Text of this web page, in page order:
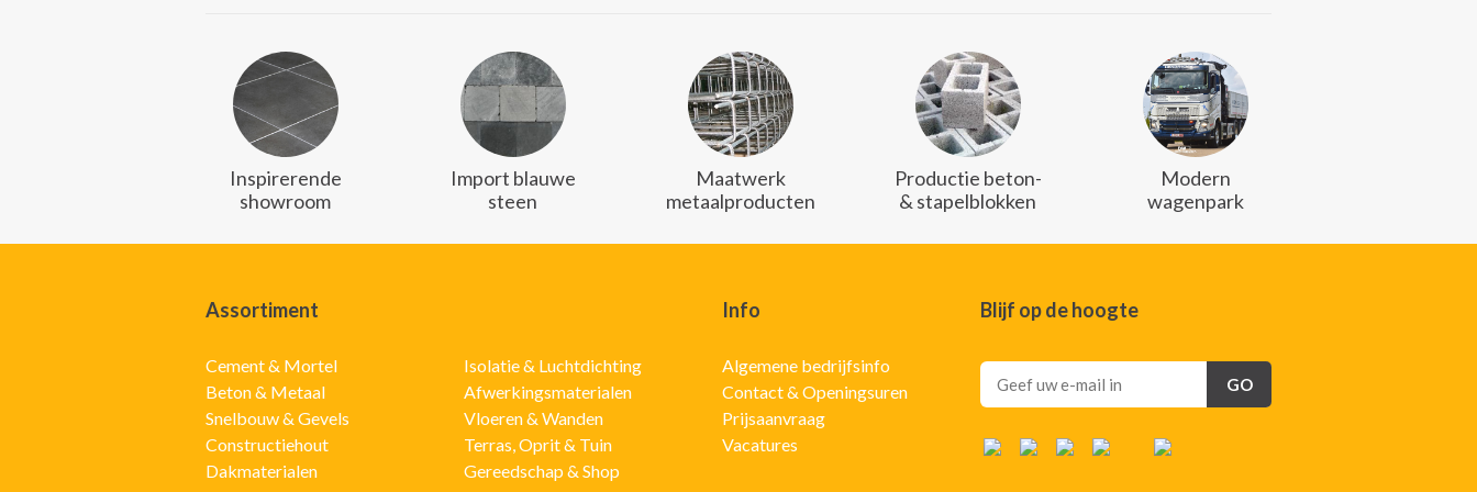
Inspirerende
showroom
Import blauwe
steen
Maatwerk
metaalproducten
Productie beton-
& stapelblokken
Modern
wagenpark
Assortiment
Cement & Mortel
Beton & Metaal
Snelbouw & Gevels
Constructiehout
Dakmaterialen
Isolatie & Luchtdichting
Afwerkingsmaterialen
Vloeren & Wanden
Terras, Oprit & Tuin
Gereedschap & Shop
Info
Algemene bedrijfsinfo
Contact & Openingsuren
Prijsaanvraag
Vacatures
Blijf op de hoogte